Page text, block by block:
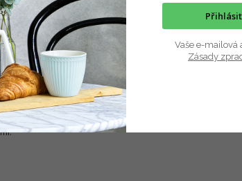
takového kelímku je 30 minut, jeho
opakovatelně použitelné, krásné a plně
Dá se ohnout ale ne zlomit. Uvnitř je dutý.
v přírodě. Zbylých 40% materiálu představuje
bylo dosaženo co nejdelší životnosti výrobku. Tato
Vaše e-mailová
Zásady